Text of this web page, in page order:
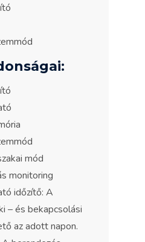
mód
monitoring
időzítő: A
– és bekapcsolási
az adott napon.